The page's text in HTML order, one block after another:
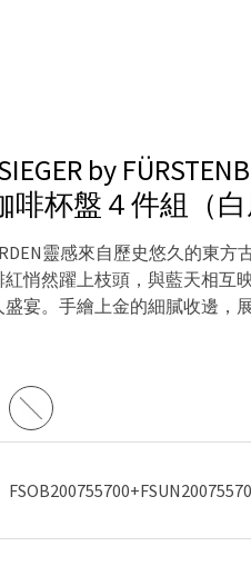
by
啡杯盤４件組（
靈感來自歷史悠久的東
悄然躍上枝頭，與藍天相互
宴。手繪上金的細膩收邊，